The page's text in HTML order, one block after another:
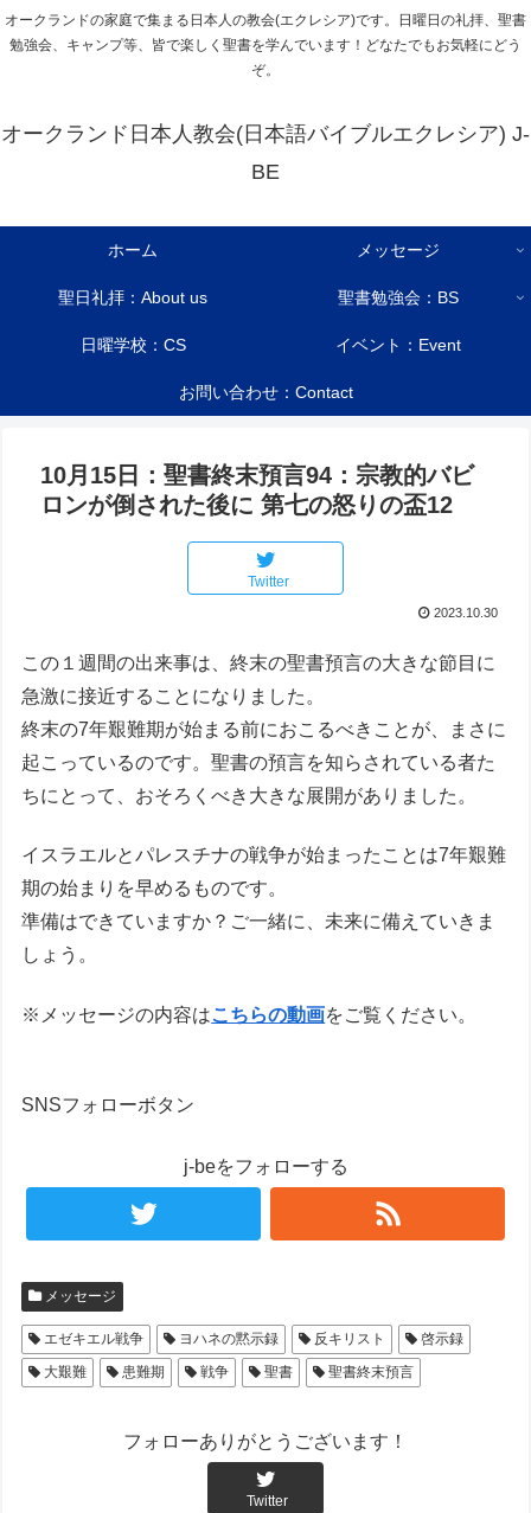
オークランドの家庭で集まる日本人の教会(エクレシア)です。日曜日の礼拝、聖書
勉強会、キャンプ等、皆で楽しく聖書を学んでいます！どなたでもお気軽にどう
ぞ。
オークランド日本人教会(日本語バイブルエクレシア) J-
BE
ホーム メッセージ
聖日礼拝：About us 聖書勉強会：BS
日曜学校：CS イベント：Event
お問い合わせ：Contact
10月15日：聖書終末預言94：宗教的バビ
ロンが倒された後に 第七の怒りの盃12
Twitter
2023.10.30
この１週間の出来事は、終末の聖書預言の大きな節目に
急激に接近することになりました。
終末の7年艱難期が始まる前におこるべきことが、まさに
起こっているのです。聖書の預言を知らされている者た
ちにとって、おそろくべき大きな展開がありました。
イスラエルとパレスチナの戦争が始まったことは7年艱難
期の始まりを早めるものです。
準備はできていますか？ご一緒に、未来に備えていきま
しょう。
※メッセージの内容はこちらの動画をご覧ください。
SNSフォローボタン
j-beをフォローする
メッセージ
エゼキエル戦争 ヨハネの黙示録 反キリスト
啓示録
大艱難
患難期 戦争 聖書 聖書終末預言
フォローありがとうございます！
Twitter